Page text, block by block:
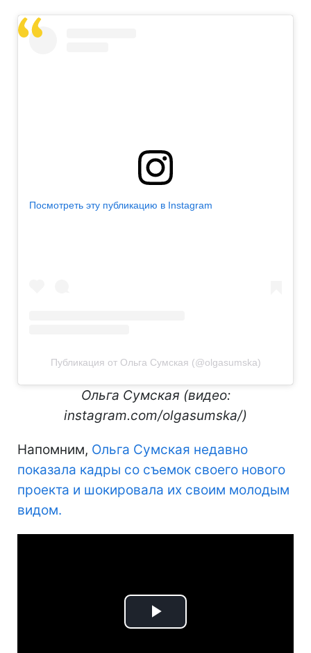
Посмотреть эту публикацию в Instagram
Публикация от Ольга Сумская (@olgasumska)
Ольга Сумская (видео:
instagram.com/olgasumska/)
Напомним, Ольга Сумская недавно
показала кадры со съемок своего нового
проекта и шокировала их своим молодым
видом.
Play